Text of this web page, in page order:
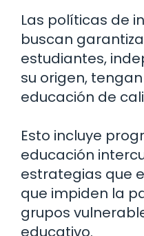
Las políticas de
buscan
estudiantes,
su origen,
educación de
Esto incluye
educación
estrategias que
que impiden la
grupos
educativo.